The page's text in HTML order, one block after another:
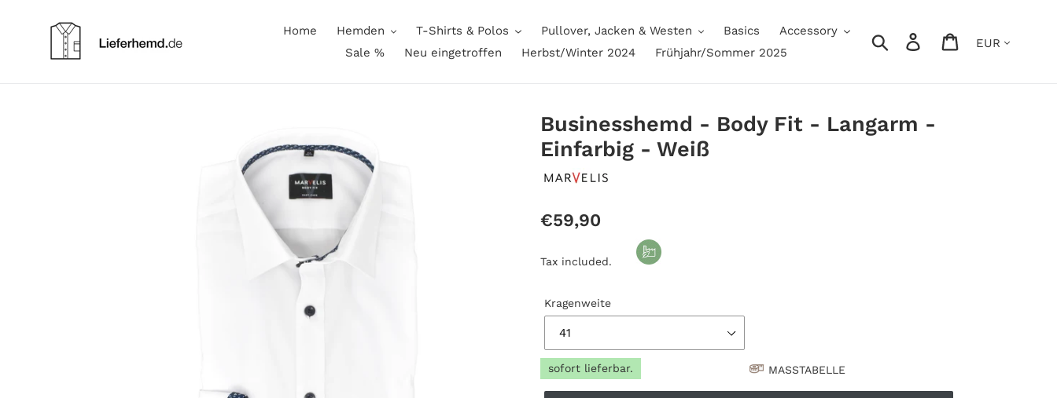
Home Hemden T-Shirts & Polos Pullover, Jacken & Westen Basics
Accessory
Sale %
Neu eingetroffen Herbst/Winter 2024 Frühjahr/Sommer 2025
Log
Cart
Businesshemd - Body Fit - Langarm -
Einfarbig - Weiß
Regular
€59,90
Tax included.
Kragenweite
sofort lieferbar. MASSTABELLE